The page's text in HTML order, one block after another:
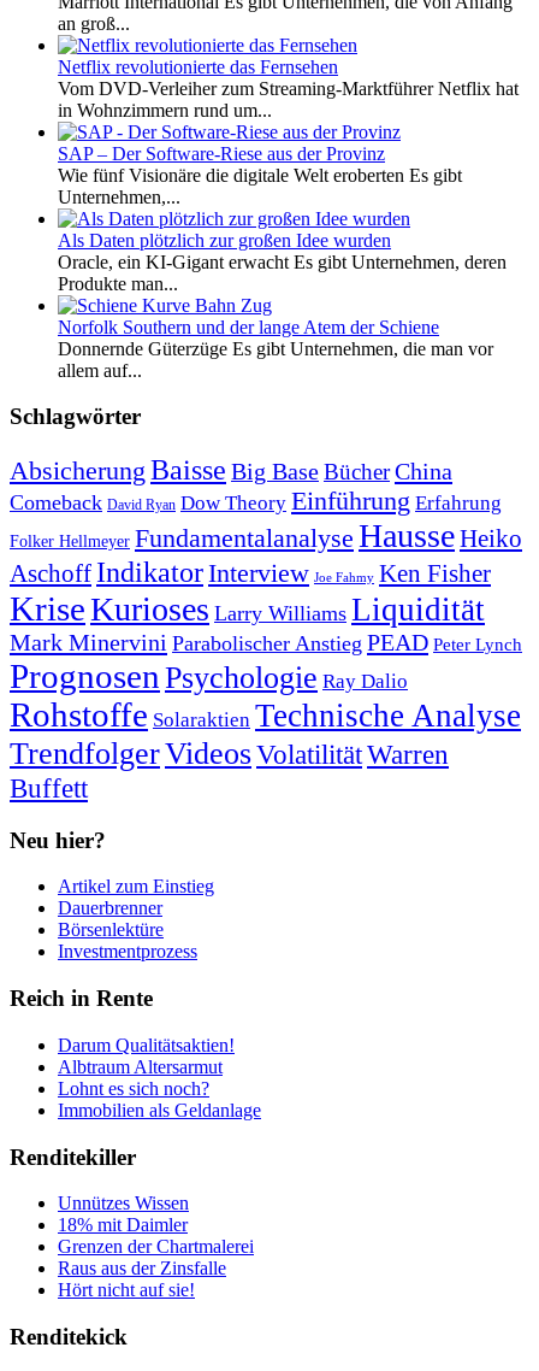
an groß...
Netflix revolutionierte das Fernsehen
Vom DVD-Verleiher zum Streaming-Marktführer Netflix hat
in Wohnzimmern rund um...
SAP – Der Software-Riese aus der Provinz
Wie fünf Visionäre die digitale Welt eroberten Es gibt
Unternehmen,...
Als Daten plötzlich zur großen Idee wurden
Oracle, ein KI-Gigant erwacht Es gibt Unternehmen, deren
Produkte man...
Norfolk Southern und der lange Atem der Schiene
Donnernde Güterzüge Es gibt Unternehmen, die man vor
allem auf...
Schlagwörter
Absicherung Baisse Big BaseBücherChina
Comeback David Ryan Dow Theory Einführung Erfahrung
Folker Hellmeyer Fundamentalanalyse HausseHeiko
Aschoff IndikatorInterview Joe Fahmy Ken Fisher
KriseKurioses Larry Williams Liquidität
Mark Minervini Parabolischer Anstieg PEAD Peter Lynch
Prognosen Psychologie Ray Dalio
Rohstoffe Solaraktien Technische Analyse
TrendfolgerVideosVolatilitätWarren
Buffett
Neu hier?
Artikel zum Einstieg
Dauerbrenner
Börsenlektüre
Investmentprozess
Reich in Rente
Darum Qualitätsaktien!
Albtraum Altersarmut
Lohnt es sich noch?
Immobilien als Geldanlage
Renditekiller
Unnützes Wissen
18% mit Daimler
Grenzen der Chartmalerei
Raus aus der Zinsfalle
Hört nicht auf sie!
Renditekick